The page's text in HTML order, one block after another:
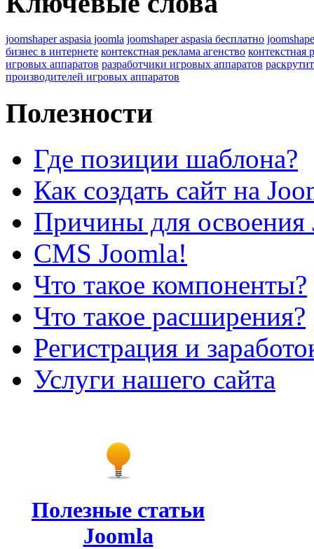
joomshaper aspasia joomla joomshaper aspasia бесплатно
бизнес в интернете контекстная реклама агенство контекстная
игровых аппаратов разработчики игровых аппаратов
производителей игровых аппаратов
Полезности
Где позиции шаблона?
Как создать сайт на
Причины для освоения
CMS Joomla!
Что такое компоненты?
Что такое расширения?
Регистрация и
Услуги нашего сайта
Полезные статьи
Joomla